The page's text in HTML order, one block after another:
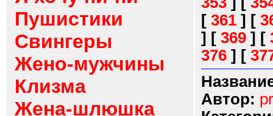
Пушистики
Свингеры
Жено-мужчины
Клизма
Жена-шлюшка
[ 361 ] [
] [ 369 ] [
376 ] [
Автор: